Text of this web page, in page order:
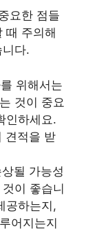
요한 점들
때 주의해
다.
위해서는
것이 중요
인하세요.
견적을 받
될 가능성
이 좋습니
공하는지,
어지는지